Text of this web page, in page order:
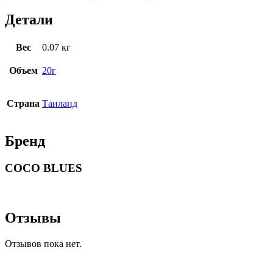
Детали
Вес 0.07 кг
Объем 20г
Страна Таиланд
Бренд
COCO BLUES
Отзывы
Отзывов пока нет.